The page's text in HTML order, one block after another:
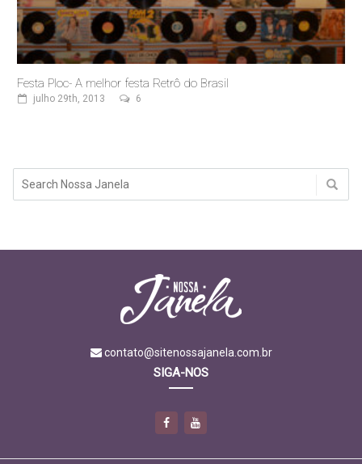
Festa Ploc- A melhor festa Retrô do Brasil
julho 29th, 2013 6
contato@sitenossajanela.com.br
SIGA-NOS